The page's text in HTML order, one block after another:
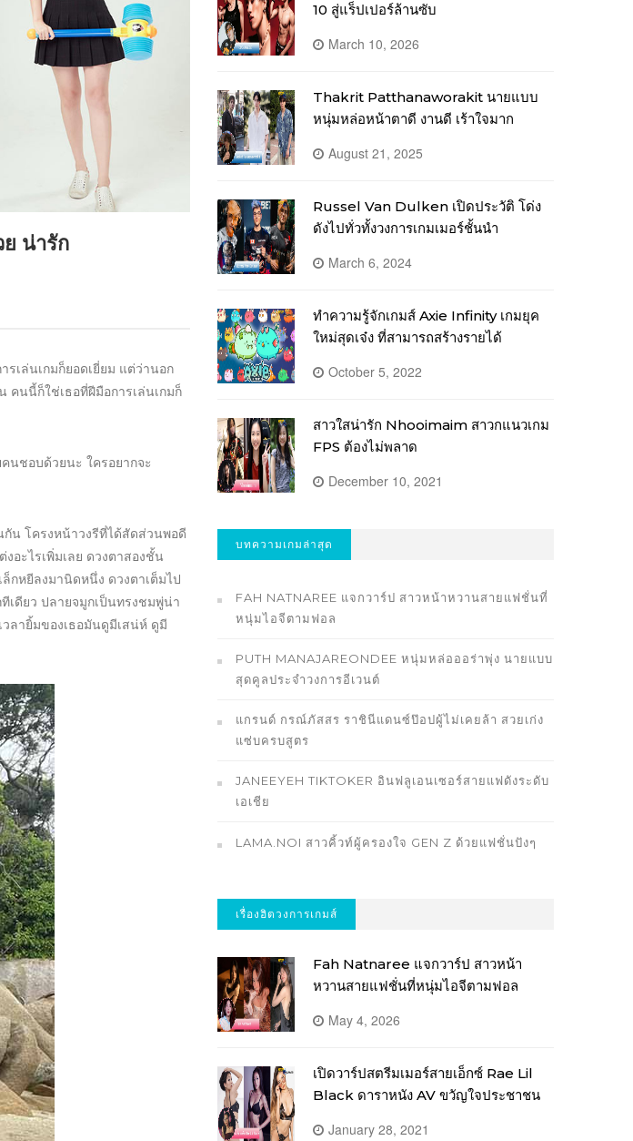
น่ารัก
รเล่นเกมก็ยอดเยี่ยม แต่ว่านอก
คนนี้ก็ใช่เธอที่ฝีมือการเล่นเกมก็
นชอบด้วยนะ ใครอยากจะ
น โครงหน้าวงรีที่ได้สัดส่วนพอดี
อะไรเพิ่มเลย ดวงตาสองชั้น
กหยีลงมานิดหนึ่ง ดวงตาเต็มไป
เดียว ปลายจมูกเป็นทรงชมพู่น่า
วลายิ้มของเธอมันดูมีเสน่ห์ ดูมี
10 สู่แร็ปเปอร์ล้านซับ
March 10, 2026
Thakrit Patthanaworakit นายแบบ
หนุ่มหล่อหน้าตาดี งานดี เร้าใจมาก
August 21, 2025
Russel Van Dulken เปิดประวัติ โด่ง
ดังไปทั่วทั้งวงการเกมเมอร์ชั้นนำ
March 6, 2024
ทำความรู้จักเกมส์ Axie Infinity เกมยุค
ใหม่สุดเจ๋ง ที่สามารถสร้างรายได้
October 5, 2022
สาวใสน่ารัก Nhooimaim สาวกแนวเกม
FPS ต้องไม่พลาด
December 10, 2021
บทความเกมล่าสุด
FAH NATNAREE แจกวาร์ป สาวหน้าหวานสายแฟชั่นที่
หนุ่มไอจีตามฟอล
PUTH MANAJAREONDEE หนุ่มหล่อออร่าพุ่ง นายแบบ
สุดคูลประจำวงการอีเวนต์
แกรนด์ กรณ์ภัสสร ราชินีแดนซ์ป๊อปผู้ไม่เคยล้า สวยเก่ง
แซ่บครบสูตร
JANEEYEH TIKTOKER อินฟลูเอนเซอร์สายแฟดังระดับ
เอเชีย
LAMA.NOI สาวคิ้วท์ผู้ครองใจ GEN Z ด้วยแฟชั่นปังๆ
เรื่องฮิตวงการเกมส์
Fah Natnaree แจกวาร์ป สาวหน้า
หวานสายแฟชั่นที่หนุ่มไอจีตามฟอล
May 4, 2026
เปิดวาร์ปสตรีมเมอร์สายเอ็กซ์ Rae Lil
Black ดาราหนัง AV ขวัญใจประชาชน
January 28, 2021